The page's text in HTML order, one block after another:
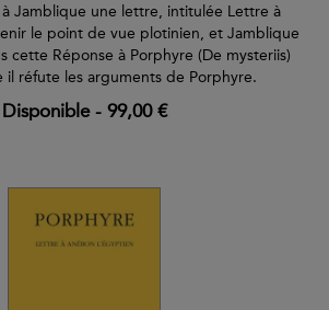
Jamblique une lettre, intitulée Lettre à
le point de vue plotinien, et Jamblique
cette Réponse à Porphyre (De mysteriis)
il réfute les arguments de Porphyre.
Disponible- 99,00 €